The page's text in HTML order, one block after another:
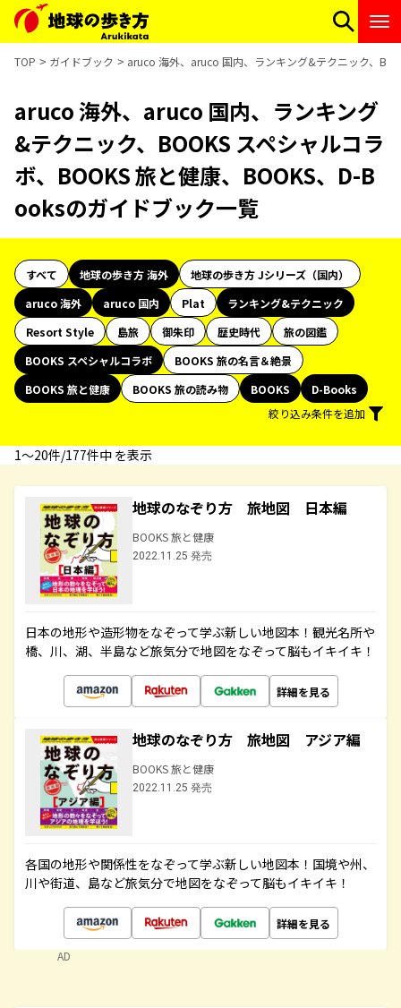
TOP ガイドブック aruco 海外、aruco 国内、ランキング&テクニック、
aruco 海外、aruco 国内、ランキング
&テクニック、BOOKS スペシャルコラ
ボ、BOOKS 旅と健康、BOOKS、D-B
ooksのガイドブック一覧
すべて 地球の歩き方 海外
地球の歩き方 Jシリーズ（国内）
aruco 海外
aruco 国内 Plat
ランキング&テクニック
Resort Style
島旅 御朱印 歴史時代
旅の図鑑
BOOKS スペシャルコラボ
BOOKS 旅の名言＆絶景
BOOKS 旅と健康
BOOKS 旅の読み物 BOOKS
D-Books
絞り込み条件を追加
1〜20件/177件中 を表示
地球のなぞり方 旅地図 日本編
BOOKS 旅と健康
2022.11.25 発売
日本の地形や造形物をなぞって学ぶ新しい地図本！観光名所や
橋、川、湖、半島など旅気分で地図をなぞって脳もイキイキ！
詳細を見る
地球のなぞり方 旅地図 アジア編
BOOKS 旅と健康
2022.11.25 発売
各国の地形や関係性をなぞって学ぶ新しい地図本！国境や州、
川や街道、島など旅気分で地図をなぞって脳もイキイキ！
詳細を見る
AD